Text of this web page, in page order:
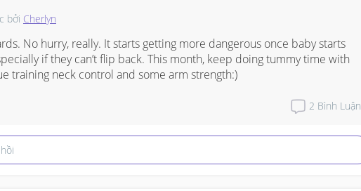
bởi Cherlyn
No hurry, really. It starts getting more dangerous once baby starts
if they can’t flip back. This month, keep doing tummy time with
training neck control and some arm strength:)
2 Bình Luận